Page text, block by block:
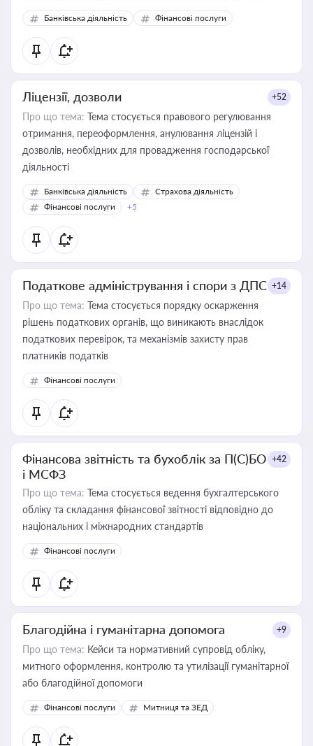
Банківська діяльність Фінансові послуги
Ліцензії, дозволи +52
Про що тема: Тема стосується правового регулювання
отримання, переоформлення, анулювання ліцензій і
дозволів, необхідних для провадження господарської
діяльності
Банківська діяльність
Страхова діяльність
Фінансові послуги
+5
Податкове адміністрування і спори з ДПС +14
Про що тема: Тема стосується порядку оскарження
рішень податкових органів, що виникають внаслідок
податкових перевірок, та механізмів захисту прав
платників податків
Фінансові послуги
Фінансова звітність та бухоблік за П(С)БО
і МСФЗ
+42
Про що тема: Тема стосується ведення бухгалтерського
обліку та складання фінансової звітності відповідно до
національних і міжнародних стандартів
Фінансові послуги
Благодійна і гуманітарна допомога +9
Про що тема: Кейси та нормативний супровід обліку,
митного оформлення, контролю та утилізації гуманітарної
або благодійної допомоги
Фінансові послуги Митниця та ЗЕД